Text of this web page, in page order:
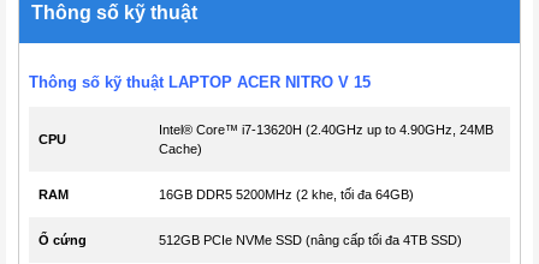
Thông số kỹ thuật
Thông số kỹ thuật LAPTOP ACER NITRO V 15
CPU
Intel® Core™ i7-13620H (2.40GHz up to 4.90GHz, 24MB
Cache)
RAM 16GB DDR5 5200MHz (2 khe, tối đa 64GB)
Ổ cứng 512GB PCIe NVMe SSD (nâng cấp tối đa 4TB SSD)